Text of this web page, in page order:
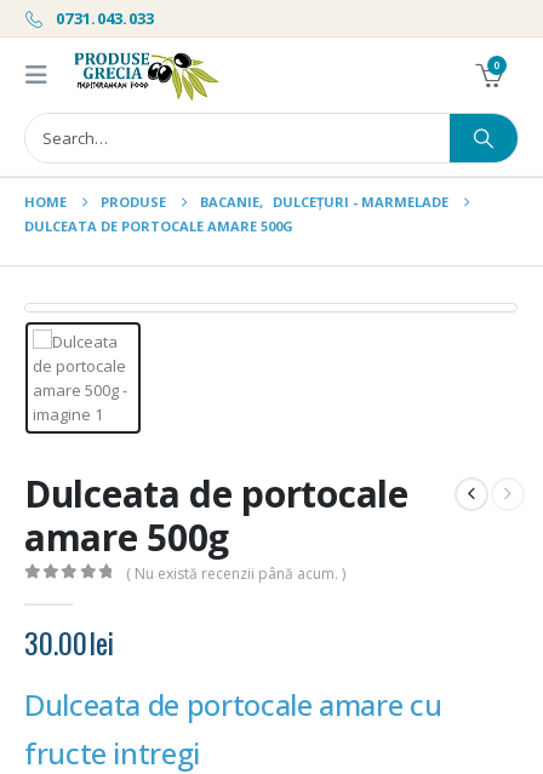
0731.043.033
0
HOME PRODUSE BACANIE, DULCEȚURI - MARMELADE
DULCEATA DE PORTOCALE AMARE 500G
Dulceata de portocale
amare 500g
( Nu există recenzii până acum. )
30.00lei
Dulceata de portocale amare cu
fructe intregi